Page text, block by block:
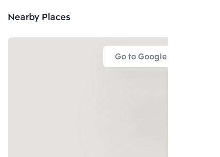
Nearby Places
Go to Google Map